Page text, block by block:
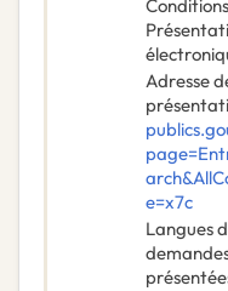
Adresse
e=x7c
Langues